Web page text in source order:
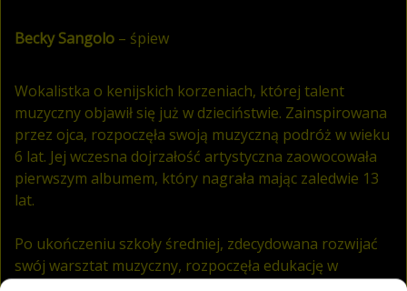
Becky Sangolo – śpiew
Wokalistka o kenijskich korzeniach, której talent
muzyczny objawił się już w dzieciństwie. Zainspirowana
przez ojca, rozpoczęła swoją muzyczną podróż w wieku
6 lat. Jej wczesna dojrzałość artystyczna zaowocowała
pierwszym albumem, który nagrała mając zaledwie 13
lat.
Po ukończeniu szkoły średniej, zdecydowana rozwijać
swój warsztat muzyczny, rozpoczęła edukację w